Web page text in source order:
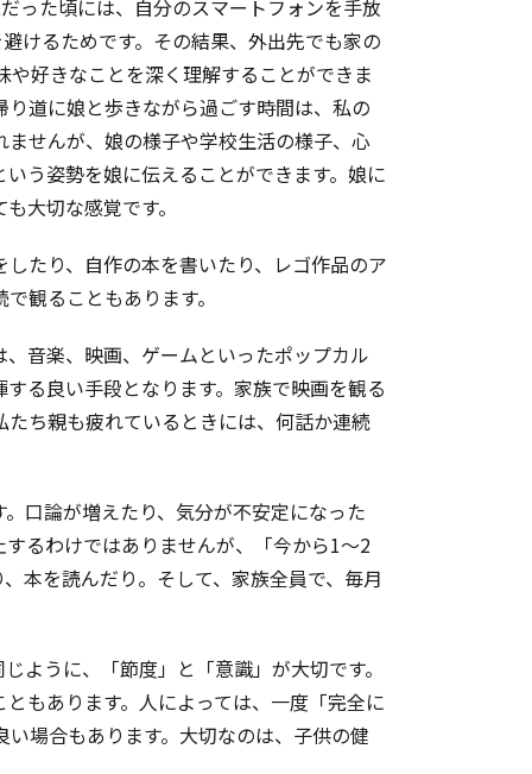
った頃には、自分のスマートフォンを手放
けるためです。その結果、外出先でも家の
好きなことを深く理解することができま
道に娘と歩きながら過ごす時間は、私の
せんが、娘の様子や学校生活の様子、心
う姿勢を娘に伝えることができます。娘に
大切な感覚です。
たり、自作の本を書いたり、レゴ作品のア
観ることもあります。
音楽、映画、ゲームといったポップカル
る良い手段となります。家族で映画を観る
ち親も疲れているときには、何話か連続
口論が増えたり、気分が不安定になった
るわけではありませんが、「今から1～2
本を読んだり。そして、家族全員で、毎月
ように、「節度」と「意識」が大切です。
もあります。人によっては、一度「完全に
場合もあります。大切なのは、子供の健